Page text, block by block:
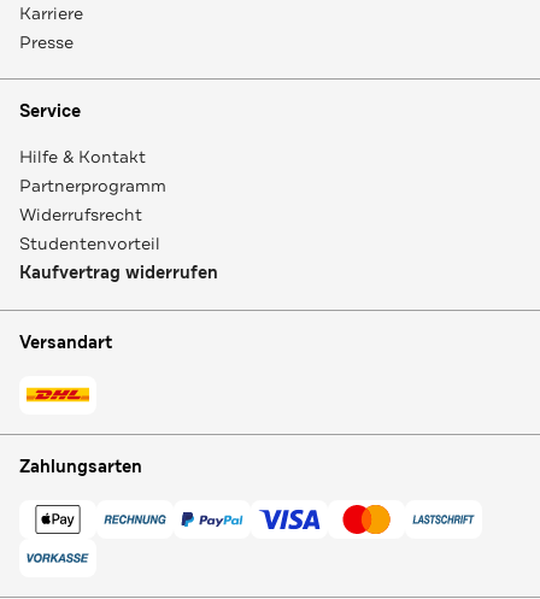
Karriere
Presse
Service
Hilfe & Kontakt
Partnerprogramm
Widerrufsrecht
Studentenvorteil
Kaufvertrag widerrufen
Versandart
Zahlungsarten